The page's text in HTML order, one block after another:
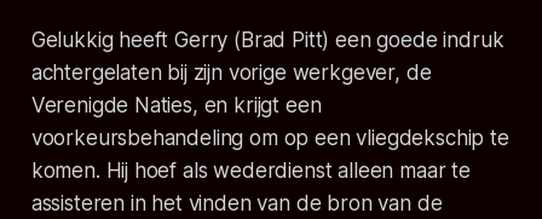
Gelukkig heeft Gerry (Brad Pitt) een goede indruk
achtergelaten bij zijn vorige werkgever, de
Verenigde Naties, en krijgt een
voorkeursbehandeling om op een vliegdekschip te
komen. Hij hoef als wederdienst alleen maar te
assisteren in het vinden van de bron van de